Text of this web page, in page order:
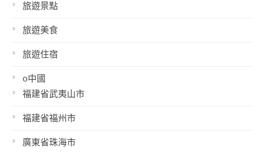
旅遊景點
旅遊美食
旅遊住宿
o中國
福建省武夷山市
福建省福州市
廣東省珠海市